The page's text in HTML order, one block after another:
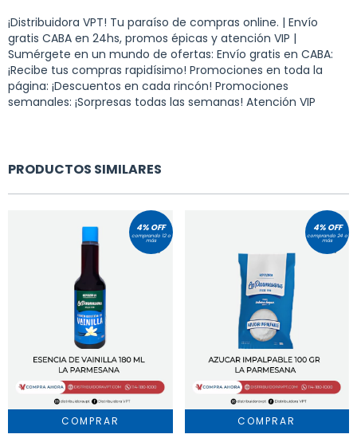
¡Distribuidora VPT! Tu paraíso de compras online. | Envío
gratis CABA en 24hs, promos épicas y atención VIP |
Sumérgete en un mundo de ofertas: Envío gratis en CABA:
¡Recibe tus compras rapidísimo! Promociones en toda la
página: ¡Descuentos en cada rincón! Promociones
semanales: ¡Sorpresas todas las semanas! Atención VIP
PRODUCTOS SIMILARES
4% OFF
comprando 12 o
más
4% OFF
comprando 24 o
más